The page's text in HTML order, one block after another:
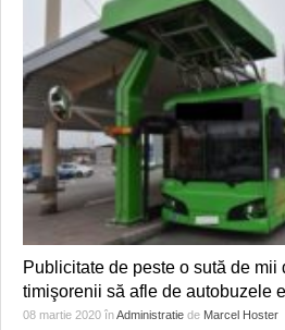
Publicitate de peste o sută de mii
timişorenii să afle de autobuzele
08 martie 2020 înAdministratie de Marcel Hoster